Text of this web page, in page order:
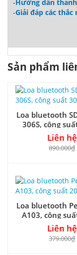
- Hướng dẫn
-Giải đáp các
Sản phẩm
Loa bluetooth
306S, công
Liên hệ
890.000₫
Loa bluetooth
A103, công
Liên hệ
379.000₫